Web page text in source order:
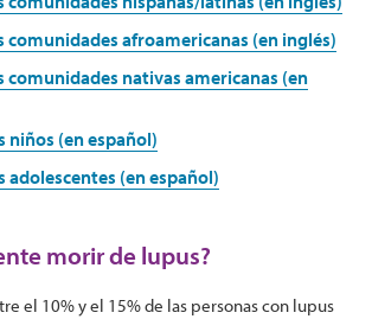
comunidades afroamericanas (en inglés)
comunidades nativas americanas (en
niños (en español)
adolescentes (en español)
morir de lupus?
el 10% y el 15% de las personas con lupus